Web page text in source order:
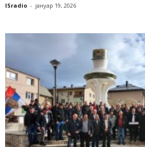
ISradio - јануар 19, 2026